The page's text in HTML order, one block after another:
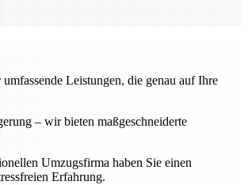
Leistungen, die genau auf Ihre
– wir bieten maßgeschneiderte
Umzugsfirma haben Sie einen
Erfahrung.